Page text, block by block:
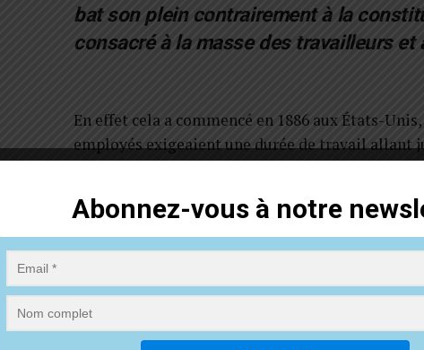
bat son plein contrairement à la
consacré à la masse des travailleurs et
En effet cela a commencé en 1886 aux États-
employés exigeaient une durée de travail allant
était entre 10 et 12 heures par jour. Ils ont
Par ailleurs, le 3 mai 1886 au cours d’une
chicago. Ce qui va susciter de nombreuses
À la suite de ces événements, en Haïti, le
maître avec la constitution de 1879, déclare la
Abonnez-vous à notre